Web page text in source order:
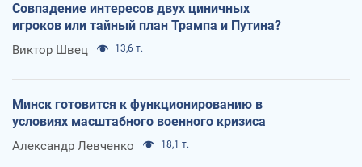
Совпадение интересов двух циничных
игроков или тайный план Трампа и Путина?
Виктор Швец 13,6 т.
Минск готовится к функционированию в
условиях масштабного военного кризиса
Александр Левченко 18,1 т.